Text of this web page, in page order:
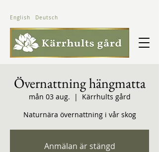
English Deutsch
Övernattning hängmatta
mån 03 aug.
  |
Kärrhults gård
Naturnära övernattning i vår skog
Anmälan är stängd